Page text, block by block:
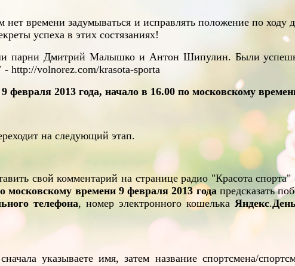
времени задумываться и исправлять положение по ходу
успеха в этих состязаниях!
парни Дмитрий Малышко и Антон Шипулин. Были
http://volnorez.com/krasota-sporta
9 февраля 2013 года, начало в 16.00 по московскому
на следующий этап.
свой комментарий на странице радио "Красота
московскому времени 9 февраля 2013 года предсказать
телефона, номер электронного кошелька Яндекс.
указываете имя, затем название спортсмена/